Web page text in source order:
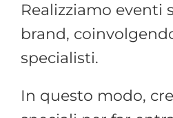
Realizziamo eventi
brand,
specialisti.
In questo modo,